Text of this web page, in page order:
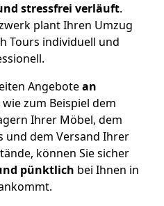
stressfrei verläuft.
plant Ihren Umzug
Tours individuell und
Angebotean
wie zum Beispiel dem
Ihrer Möbel, dem
und dem Versand Ihrer
können Sie sicher
pünktlich bei Ihnen in